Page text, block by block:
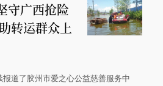
守广西抢险
转运群众上
道了胶州市爱之心公益慈善服务中